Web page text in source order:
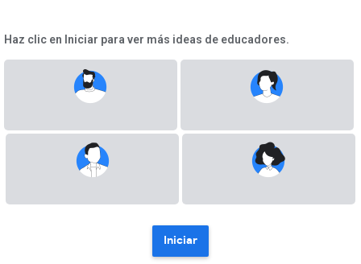
Haz clic en Iniciar para ver más ideas de educadores.
Iniciar